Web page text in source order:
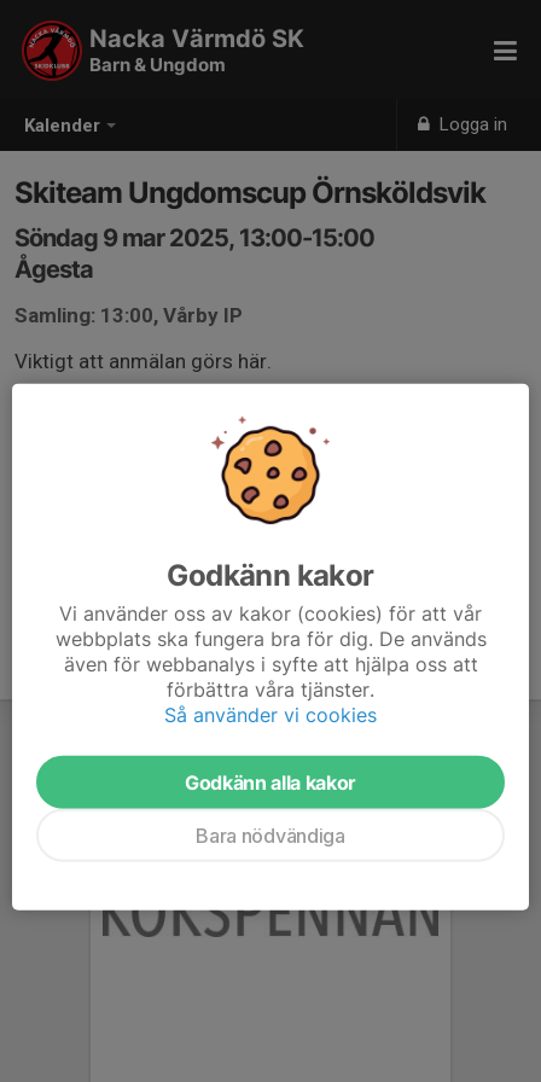
Kalender Logga in
Nacka Värmdö SK
Barn & Ungdom
Skiteam Ungdomscup Örnsköldsvik
Söndag 9 mar 2025, 13:00-15:00
Ågesta
Samling: 13:00, Vårby IP
Viktigt att anmälan görs här.
Godkänn kakor
Vi använder oss av kakor (cookies) för att vår
webbplats ska fungera bra för dig. De används
även för webbanalys i syfte att hjälpa oss att
förbättra våra tjänster.
Så använder vi cookies
Godkänn alla kakor
Bara nödvändiga